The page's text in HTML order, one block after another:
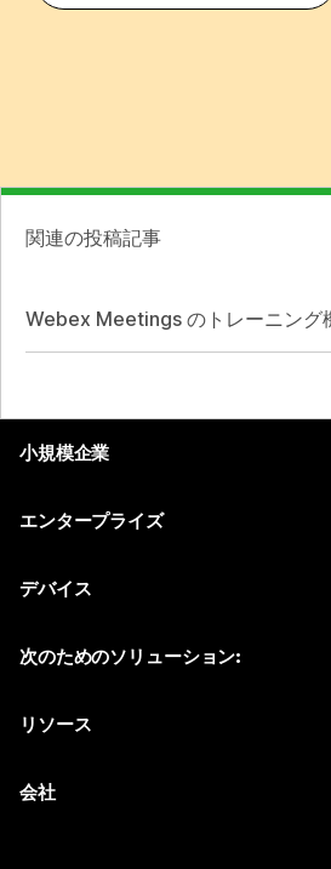
関連の投稿記事
Webex Meetings のトレーニング
小規模企業
エンタープライズ
Meetings
デバイス
次のためのソリューション:
リソース
会社